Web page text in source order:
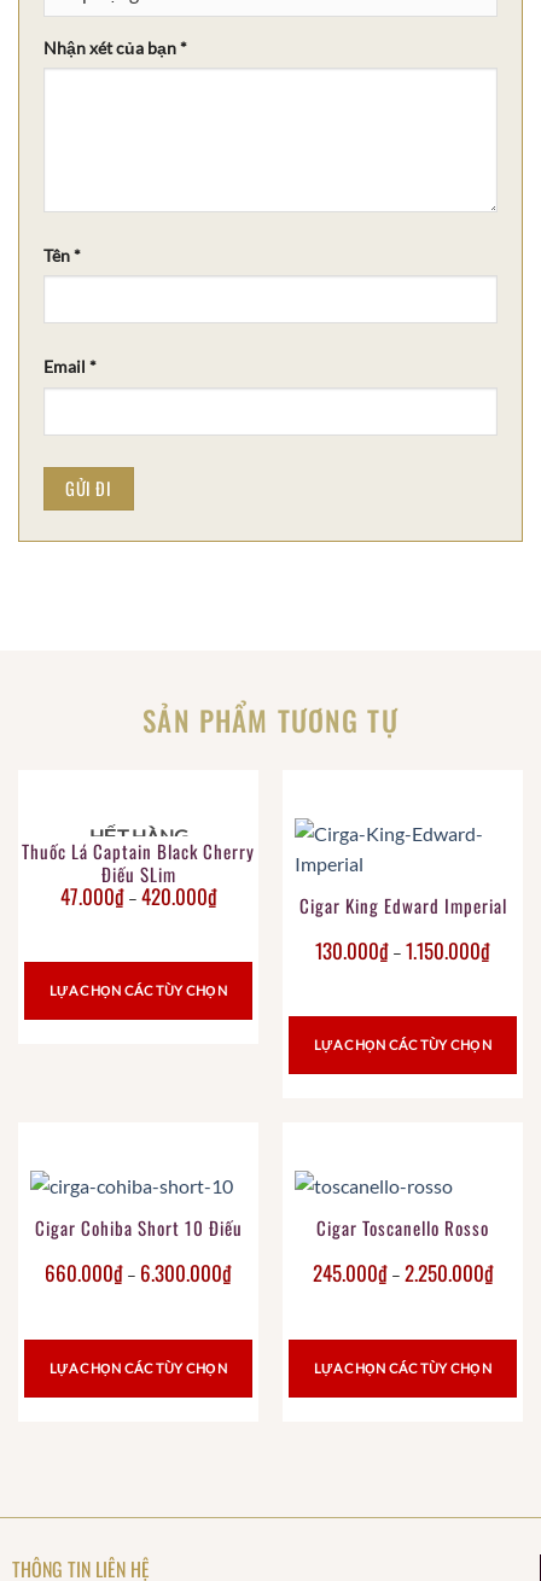
Nhận xét của bạn*
Tên*
Email *
SẢN PHẨM TƯƠNG TỰ
HẾT HÀNG
Thuốc Lá Captain Black Cherry
Điếu SLim
47.000₫– 420.000₫
LỰA CHỌN CÁC TÙY CHỌN
Cigar King Edward Imperial
130.000₫ – 1.150.000₫
LỰA CHỌN CÁC TÙY CHỌN
Cigar Cohiba Short 10 Điếu
660.000₫ – 6.300.000₫
LỰA CHỌN CÁC TÙY CHỌN
Cigar Toscanello Rosso
245.000₫ – 2.250.000₫
LỰA CHỌN CÁC TÙY CHỌN
THÔNG TIN LIÊN HỆ